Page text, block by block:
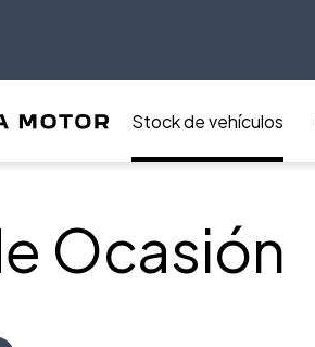
Stock de vehículos
Ocasión